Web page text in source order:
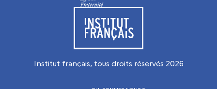
Visiter le site de l’Institut français
Institut français, tous droits réservés 2026